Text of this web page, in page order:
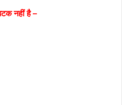
नहीं है –